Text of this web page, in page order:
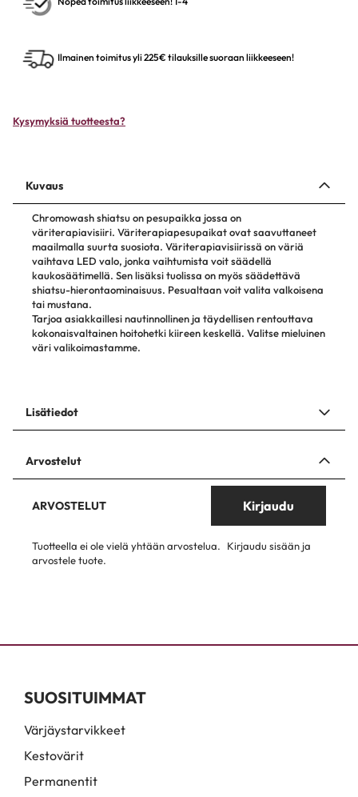
Ilmainen toimitus yli 225€ tilauksille suoraan liikkeeseen!
Kysymyksiä tuotteesta?
Kuvaus
Chromowash shiatsu on pesupaikka jossa on
väriterapiavisiiri. Väriterapiapesupaikat ovat saavuttaneet
maailmalla suurta suosiota. Väriterapiavisiirissä on väriä
vaihtava LED valo, jonka vaihtumista voit säädellä
kaukosäätimellä. Sen lisäksi tuolissa on myös säädettävä
shiatsu-hierontaominaisuus. Pesualtaan voit valita valkoisena
tai mustana.
Tarjoa asiakkaillesi nautinnollinen ja täydellisen rentouttava
kokonaisvaltainen hoitohetki kiireen keskellä. Valitse mieluinen
väri valikoimastamme.
Lisätiedot
Arvostelut
ARVOSTELUT Kirjaudu
Tuotteella ei ole vielä yhtään arvostelua.
Kirjaudu sisään ja
arvostele tuote.
SUOSITUIMMAT
Värjäystarvikkeet
Kestovärit
Permanentit